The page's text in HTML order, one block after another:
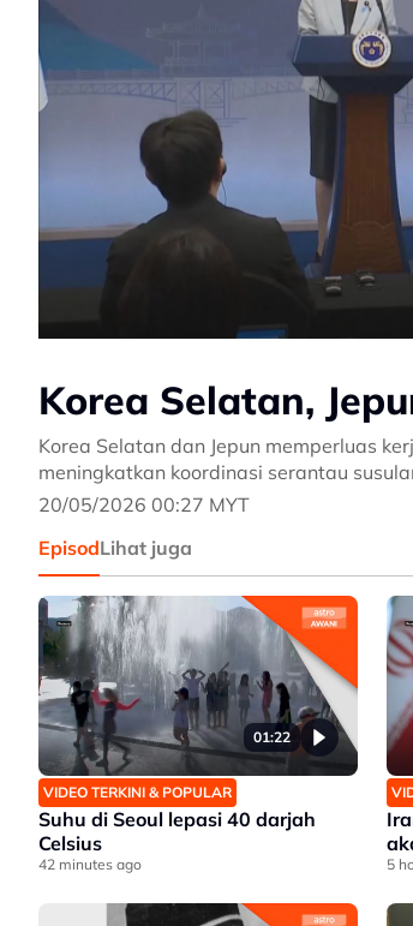
Korea Selatan,
Korea Selatan dan Jepun memperluas
meningkatkan koordinasi serantau
20/05/2026 00:27 MYT
EpisodLihat juga
01:22
VIDEO TERKINI & POPULAR
Suhu di Seoul lepasi 40 darjah
Celsius
42 minutes ago 5